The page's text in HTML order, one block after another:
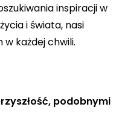
inspiracji w
i świata, nasi
każdej chwili.
podobnymi